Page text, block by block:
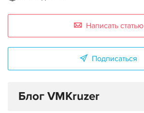
Написать статью
Подписаться
Блог VMKruzer